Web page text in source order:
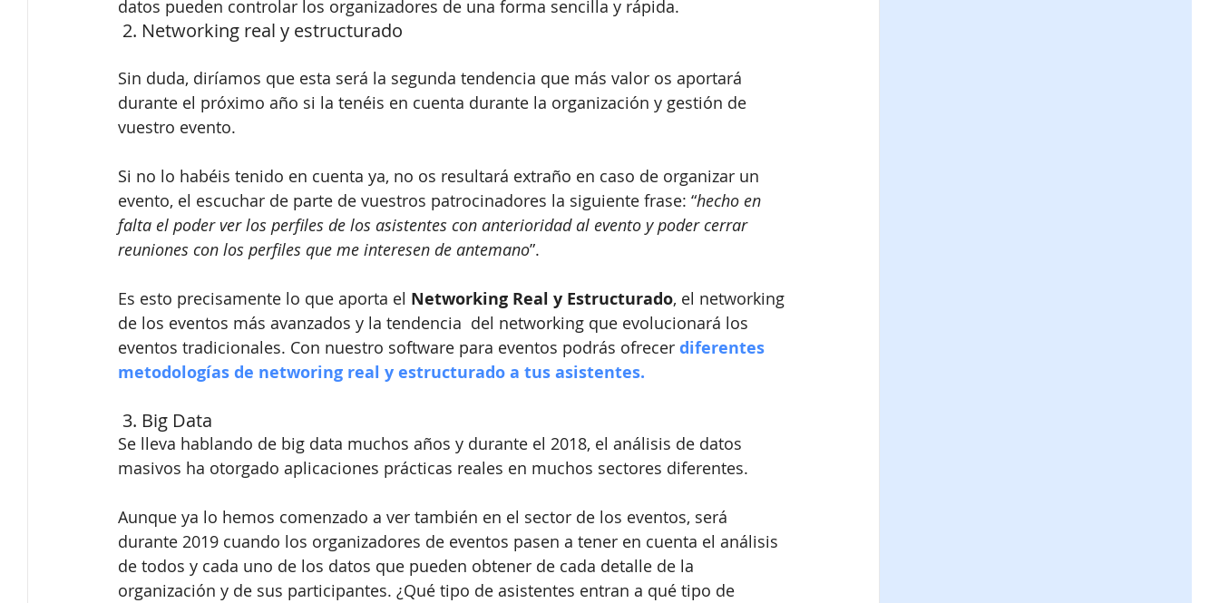
datos pueden controlar los organizadores de una forma sencilla y rápida.
2. Networking real y estructurado
Sin duda, diríamos que esta será la segunda tendencia que más valor os aportará
durante el próximo año si la tenéis en cuenta durante la organización y gestión de
vuestro evento.
Si no lo habéis tenido en cuenta ya, no os resultará extraño en caso de organizar un
evento, el escuchar de parte de vuestros patrocinadores la siguiente frase: “hecho en
falta el poder ver los perfiles de los asistentes con anterioridad al evento y poder cerrar
reuniones con los perfiles que me interesen de antemano”.
Es esto precisamente lo que aporta el Networking Real y Estructurado, el networking
de los eventos más avanzados y la tendencia  del networking que evolucionará los
eventos tradicionales. Con nuestro software para eventos podrás ofrecer diferentes
metodologías de networing real y estructurado a tus asistentes.
3. Big Data
Se lleva hablando de big data muchos años y durante el 2018, el análisis de datos
masivos ha otorgado aplicaciones prácticas reales en muchos sectores diferentes.
Aunque ya lo hemos comenzado a ver también en el sector de los eventos, será
durante 2019 cuando los organizadores de eventos pasen a tener en cuenta el análisis
de todos y cada uno de los datos que pueden obtener de cada detalle de la
organización y de sus participantes. ¿Qué tipo de asistentes entran a qué tipo de